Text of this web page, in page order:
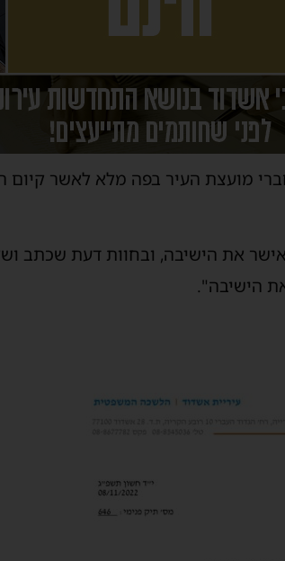
מועצת העיר בפה מלא לאשר קיום
אישר את הישיבה, ובחוות דעת שכתב
הישיבה".